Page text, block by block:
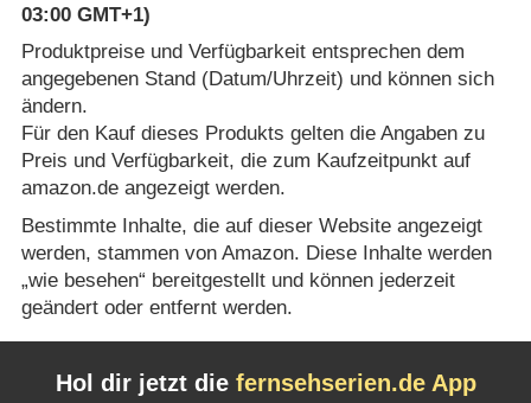
03:00 GMT+1)
Produktpreise und Verfügbarkeit entsprechen dem
angegebenen Stand (Datum/Uhrzeit) und können sich
ändern.
Für den Kauf dieses Produkts gelten die Angaben zu
Preis und Verfügbarkeit, die zum Kaufzeitpunkt auf
amazon.de angezeigt werden.
Bestimmte Inhalte, die auf dieser Website angezeigt
werden, stammen von Amazon. Diese Inhalte werden
„wie besehen“ bereitgestellt und können jederzeit
geändert oder entfernt werden.
Hol dir jetzt die fernsehserien.de App